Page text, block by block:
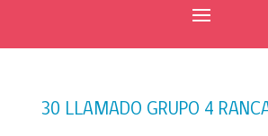
30 LLAMADO GRUPO 4